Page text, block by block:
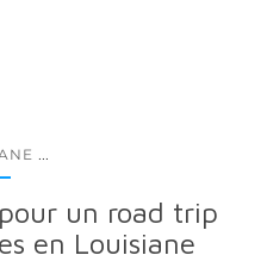
un road trip
en Louisiane